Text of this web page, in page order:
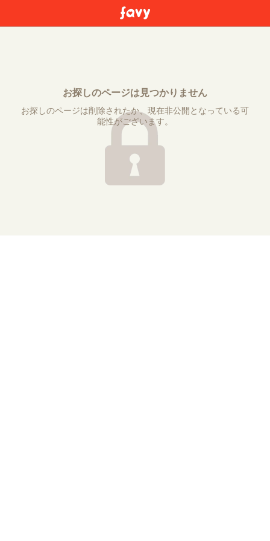
お探しのページは見つかりません
お探しのページは削除されたか、現在非公開となっている可
能性がございます。